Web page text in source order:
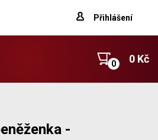
Přihlášení
0 Kč
-